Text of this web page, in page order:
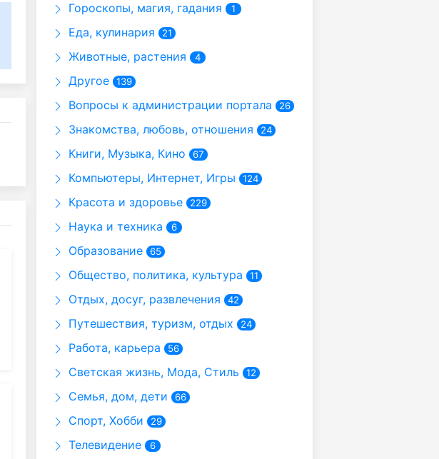
Гороскопы, магия, гадания 1
Еда, кулинария 21
Животные, растения 4
Другое 139
Вопросы к администрации портала 26
Знакомства, любовь, отношения 24
Книги, Музыка, Кино 67
Компьютеры, Интернет, Игры 124
Красота и здоровье 229
Наука и техника 6
Образование 65
Общество, политика, культура 11
Отдых, досуг, развлечения 42
Путешествия, туризм, отдых 24
Работа, карьера 56
Светская жизнь, Мода, Стиль 12
Семья, дом, дети 66
Спорт, Хобби 29
Телевидение 6